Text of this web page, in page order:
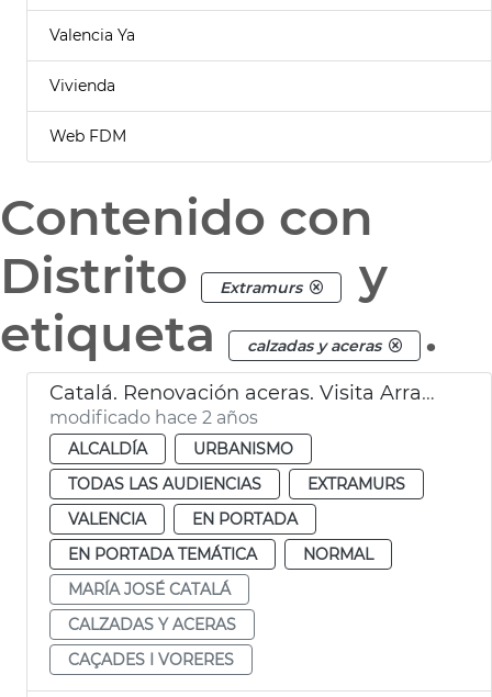
Valencia Ya
Vivienda
Web FDM
Contenido con
Distrito
Extramurs
y
etiqueta
calzadas y aceras .
Catalá. Renovación aceras. Visita Arrancapins
modificado hace 2 años
ALCALDÍA
URBANISMO
TODAS LAS AUDIENCIAS
EXTRAMURS
VALENCIA
EN PORTADA
EN PORTADA TEMÁTICA
NORMAL
MARÍA JOSÉ CATALÁ
CALZADAS Y ACERAS
CAÇADES I VORERES